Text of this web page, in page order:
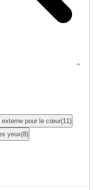
externe pour le cœur(11)
yeux(8)